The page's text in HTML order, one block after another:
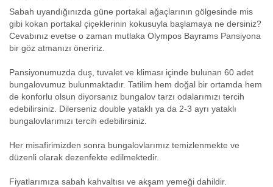
Sabah uyandığınızda güne portakal ağaçlarının gölgesinde mis
gibi kokan portakal çiçeklerinin kokusuyla başlamaya ne dersiniz?
Cevabınız evetse o zaman mutlaka Olympos Bayrams Pansiyona
bir göz atmanızı öneririz.
Pansiyonumuzda duş, tuvalet ve kliması içinde bulunan 60 adet
bungalovumuz bulunmaktadır. Tatilim hem doğal bir ortamda hem
de konforlu olsun diyorsanız bungalov tarzı odalarımızı tercih
edebilirsiniz. Dilerseniz double yataklı ya da 2-3 ayrı yataklı
bungalovlarımızı tercih edebilirsiniz.
Her misafirimizden sonra bungalovlarımız temizlenmekte ve
düzenli olarak dezenfekte edilmektedir.
Fiyatlarımıza sabah kahvaltısı ve akşam yemeği dahildir.